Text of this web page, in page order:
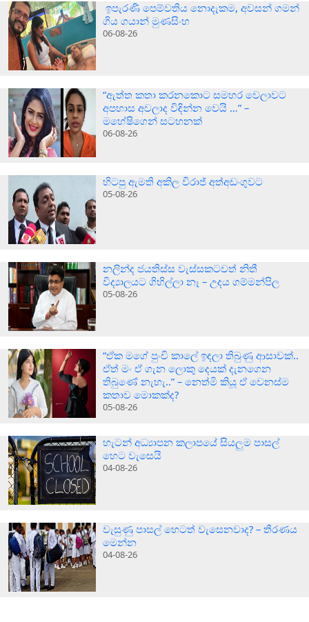
ඉපැරණි පෙම්වතිය නොදැකම, අවසන් ගමන්
ගිය ගයාන් මුණසිංහ
06-08-26
“ඇත්ත කතා කරනකොට සමහර වෙලාවට
අපහාස අවලාද විඳින්න වෙයි …” –
මහේෂිගෙන් සටහනක්
06-08-26
හිටපු ඇමති අකිල විරාජ් අත්අඩංගුවට
05-08-26
නලින්ද ජයතිස්ස වැස්සකටවත් නිතී
විද්‍යාලයට ගිහිල්ලා නෑ – උදය ගම්මන්පිල
05-08-26
“ඒක මගේ පුංචි කාලේ ඉඳලා තිබුණු ආසාවක්..
ඒත් මං ඒ ගැන ලොකු දෙයක් දැනගෙන
තිබුණේ නැහැ..” – නෙත්මි කියූ ඒ වෙනස්ම
කතාව මොකක්ද?
05-08-26
හැටන් අධ්‍යාපන කලාපයේ සියලුම පාසල්
හෙට වැසෙයි
04-08-26
වැසුණු පාසල් හෙටත් වැසෙනවාද? – තීරණය
මෙන්න
04-08-26